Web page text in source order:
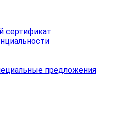
сертификат
предложения